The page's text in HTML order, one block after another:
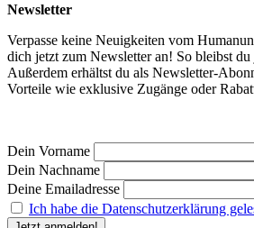
Newsletter
Verpasse keine Neuigkeiten vom
dich jetzt zum Newsletter an! So bleibst
Außerdem erhältst du als Newsletter-
Vorteile wie exklusive Zugänge oder
Dein Vorname
Dein Nachname
Deine Emailadresse
Ich habe die Datenschutzerklärung